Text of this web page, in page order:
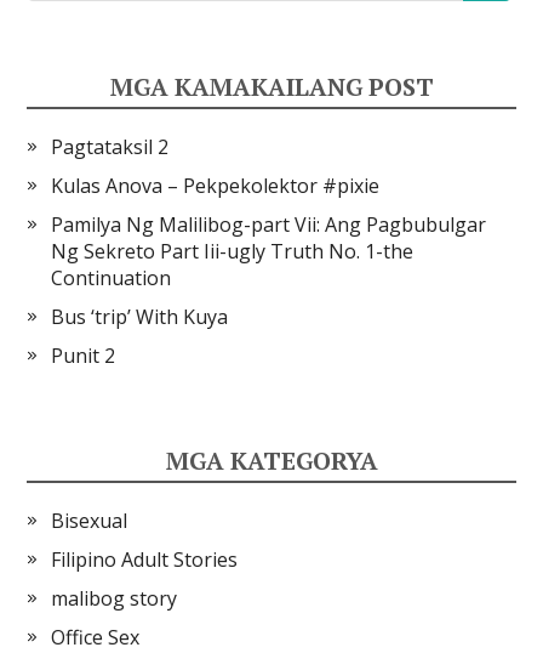
MGA KAMAKAILANG POST
Pagtataksil 2
Kulas Anova – Pekpekolektor #pixie
Pamilya Ng Malilibog-part Vii: Ang Pagbubulgar
Ng Sekreto Part Iii-ugly Truth No. 1-the
Continuation
Bus ‘trip’ With Kuya
Punit 2
MGA KATEGORYA
Bisexual
Filipino Adult Stories
malibog story
Office Sex